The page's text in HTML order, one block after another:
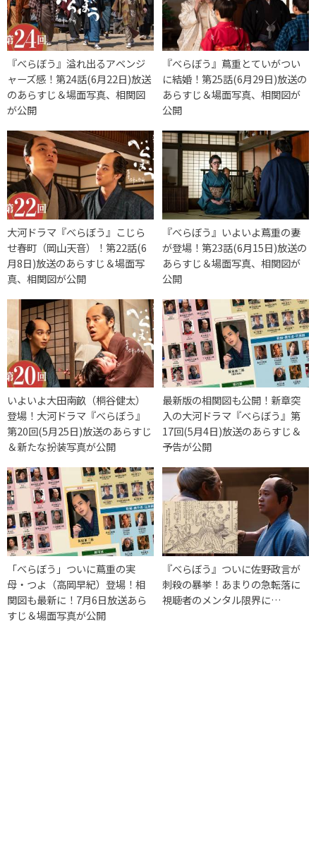
『べらぼう』溢れ出るアベンジ
ャーズ感！第24話(6月22日)放送
のあらすじ＆場面写真、相関図
が公開
『べらぼう』蔦重とていがつい
に結婚！第25話(6月29日)放送の
あらすじ＆場面写真、相関図が
公開
大河ドラマ『べらぼう』こじら
せ春町（岡山天音）！第22話(6
月8日)放送のあらすじ＆場面写
真、相関図が公開
『べらぼう』いよいよ蔦重の妻
が登場！第23話(6月15日)放送の
あらすじ＆場面写真、相関図が
公開
いよいよ大田南畝（桐谷健太）
登場！大河ドラマ『べらぼう』
第20回(5月25日)放送のあらすじ
＆新たな扮装写真が公開
最新版の相関図も公開！新章突
入の大河ドラマ『べらぼう』第
17回(5月4日)放送のあらすじ＆
予告が公開
「べらぼう」ついに蔦重の実
母・つよ（高岡早紀）登場！相
関図も最新に！7月6日放送あら
すじ＆場面写真が公開
『べらぼう』ついに佐野政言が
刺殺の暴挙！あまりの急転落に
視聴者のメンタル限界に…